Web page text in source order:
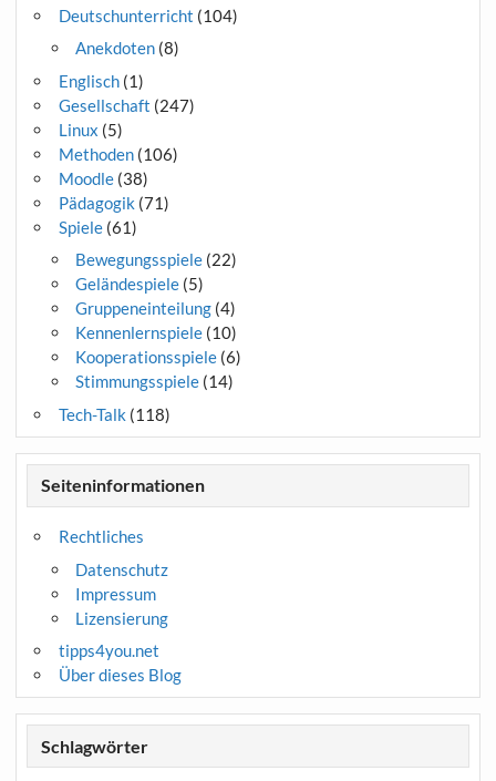
Deutschunterricht (104)
Anekdoten(8)
Englisch(1)
Gesellschaft (247)
Linux (5)
Methoden(106)
Moodle(38)
Pädagogik (71)
Spiele(61)
Bewegungsspiele(22)
Geländespiele(5)
Gruppeneinteilung(4)
Kennenlernspiele(10)
Kooperationsspiele(6)
Stimmungsspiele(14)
Tech-Talk (118)
Seiteninformationen
Rechtliches
Datenschutz
Impressum
Lizensierung
tipps4you.net
Über dieses Blog
Schlagwörter